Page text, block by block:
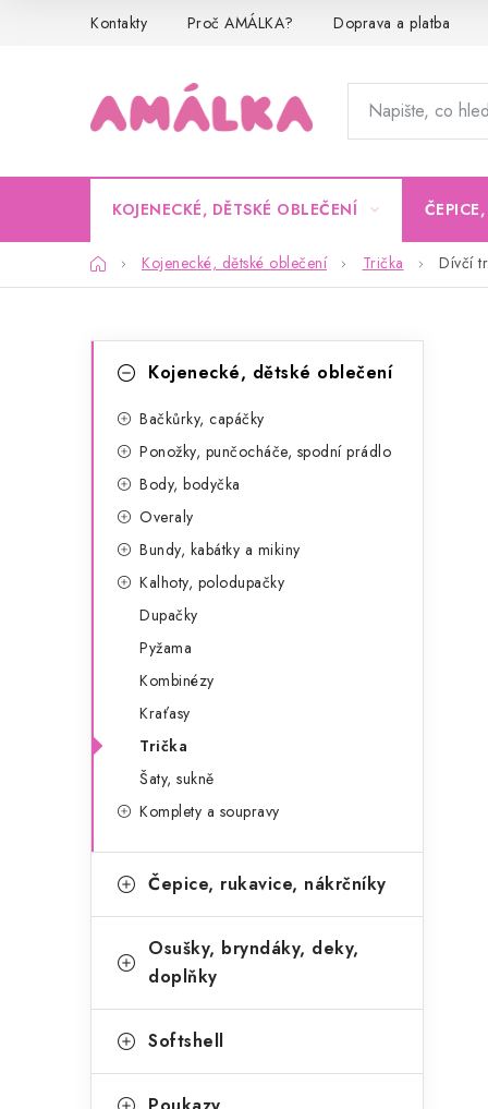
Kontakty Proč AMÁLKA? Doprava a platba
KOJENECKÉ, DĚTSKÉ OBLEČENÍ
DomůKojenecké, dětské oblečení Trička Dívčí
p
e
kategorieKojenecké, dětské oblečení
Bačkůrky, capáčky
Ponožky, punčocháče, spodní prádlo
Body, bodyčka
Overaly
Bundy, kabátky a mikiny
Kalhoty, polodupačky
Dupačky
Pyžama
Kombinézy
Kraťasy
Trička
Šaty, sukně
Komplety a soupravy
Čepice, rukavice, nákrčníky
Osušky, bryndáky, deky,
doplňky
Softshell